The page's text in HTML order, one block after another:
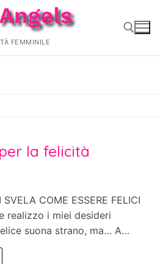
FEMMINILE
la felicità
SVELA COME ESSERE FELICI
realizzo i miei desideri
suona strano, ma… A…